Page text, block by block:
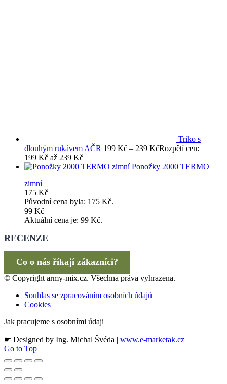
Triko s
dlouhým rukávem AČR 199 Kč – 239 KčRozpětí cen:
199 Kč až 239 Kč
Ponožky 2000 TERMO
zimní
175Kč
Původní cena byla: 175 Kč.
99 Kč
Aktuální cena je: 99 Kč.
RECENZE
Co o nás říkají zákazníci?
© Copyright army-mix.cz. Všechna práva vyhrazena.
Souhlas se zpracováním osobních údajů
Cookies
Jak pracujeme s osobními údaji
☛ Designed by Ing. Michal Švéda | www.e-marketak.cz
Go to Top